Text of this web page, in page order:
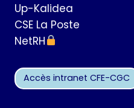
Up-Kalidea
CSE La Poste
NetRH
Accès intranet CFE-CGC